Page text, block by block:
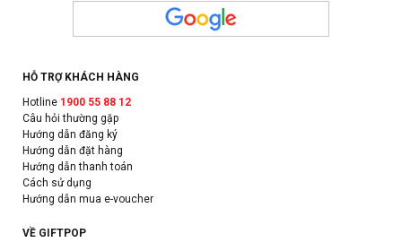
HỖ TRỢ KHÁCH HÀNG
Hotline 1900 55 88 12
Câu hỏi thường gặp
Hướng dẫn đăng ký
Hướng dẫn đặt hàng
Hướng dẫn thanh toán
Cách sử dụng
Hướng dẫn mua e-voucher
VỀ GIFTPOP